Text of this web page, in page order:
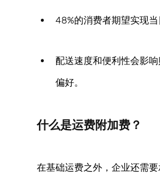
48%的消费者期望实现当
配送速度和便利性会影
偏好。
什么是运费附加费？
在基础运费之外，企业还需